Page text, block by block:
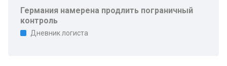
Германия намерена продлить пограничный
контроль
Дневник логиста